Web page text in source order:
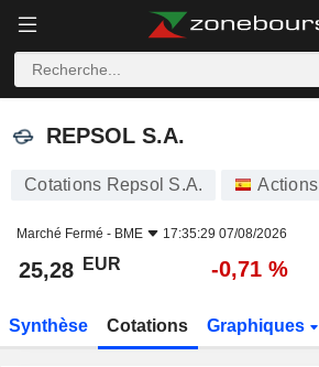
REPSOL S.A.
REPSOL S.A.
Cotations Repsol S.A. Actions
Marché Fermé - BME 17:35:29 07/08/2026
25,28 EUR -0,71 %
Synthèse Cotations Graphiques